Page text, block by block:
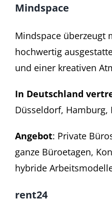
Mindspace
Mindspace überzeugt
hochwertig
und einer kreativen
In Deutschland
Düsseldorf, Hamburg,
Angebot: Private
ganze Büroetagen,
hybride
rent24